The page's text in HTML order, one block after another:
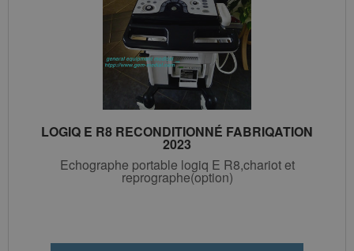
LOGIQ E R8 RECONDITIONNÉ FABRIQATION
2023
Echographe portable logiq E R8,chariot et
reprographe(option)